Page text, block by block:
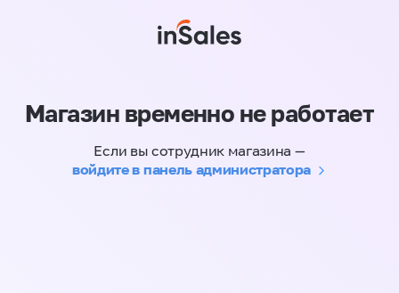
Магазин временно не работает
Если вы сотрудник магазина —
войдите в панель администратора